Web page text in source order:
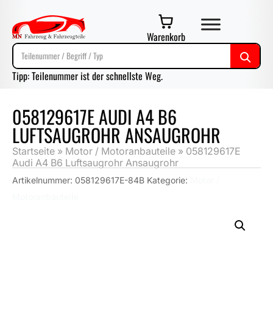
Warenkorb
Tipp: Teilenummer ist der schnellste Weg.
058129617E AUDI A4 B6
LUFTSAUGROHR ANSAUGROHR
Startseite » Motor / Motoranbauteile » 058129617E
Audi A4 B6 Luftsaugrohr Ansaugrohr
Artikelnummer: 058129617E-84B Kategorie: